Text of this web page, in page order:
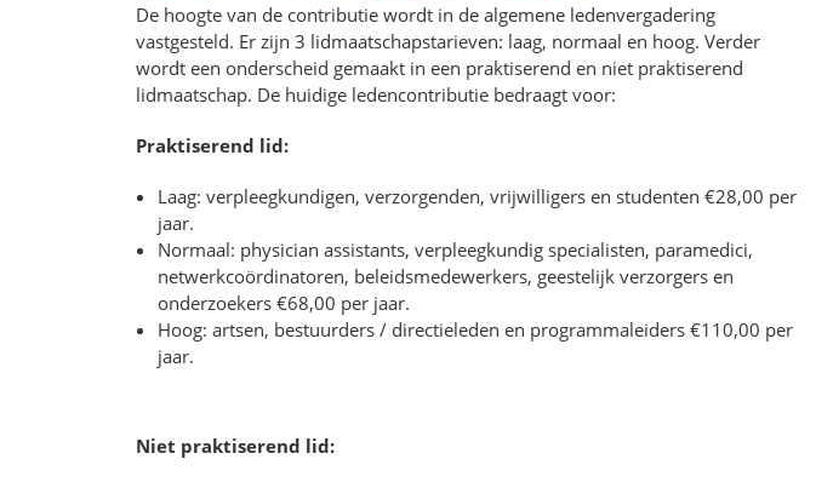
De hoogte van de contributie wordt in de algemene ledenvergadering
vastgesteld. Er zijn 3 lidmaatschapstarieven: laag, normaal en hoog. Verder
wordt een onderscheid gemaakt in een praktiserend en niet praktiserend
lidmaatschap. De huidige ledencontributie bedraagt voor:
Praktiserend lid:
Laag: verpleegkundigen, verzorgenden, vrijwilligers en studenten €28,00 per
jaar.
Normaal: physician assistants, verpleegkundig specialisten, paramedici,
netwerkcoördinatoren, beleidsmedewerkers, geestelijk verzorgers en
onderzoekers €68,00 per jaar.
Hoog: artsen, bestuurders / directieleden en programmaleiders €110,00 per
jaar.
Niet praktiserend lid: